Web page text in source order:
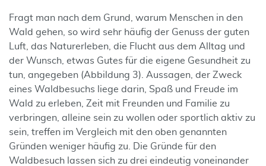
Fragt man nach dem Grund, warum Menschen in den
Wald gehen, so wird sehr häufig der Genuss der guten
Luft, das Naturerleben, die Flucht aus dem Alltag und
der Wunsch, etwas Gutes für die eigene Gesundheit zu
tun, angegeben (Abbildung 3). Aussagen, der Zweck
eines Waldbesuchs liege darin, Spaß und Freude im
Wald zu erleben, Zeit mit Freunden und Familie zu
verbringen, alleine sein zu wollen oder sportlich aktiv zu
sein, treffen im Vergleich mit den oben genannten
Gründen weniger häufig zu. Die Gründe für den
Waldbesuch lassen sich zu drei eindeutig voneinander